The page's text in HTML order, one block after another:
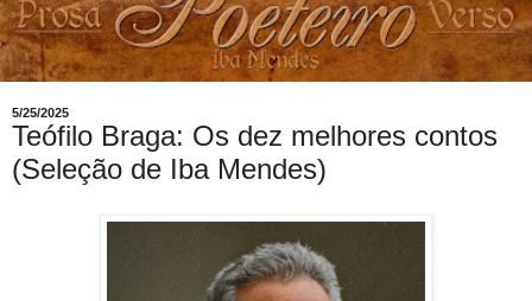
5/25/2025
Teófilo Braga: Os dez melhores contos
(Seleção de Iba Mendes)